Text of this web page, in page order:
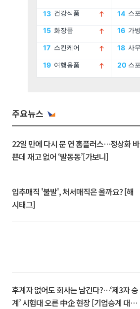
주요뉴스
22일 만에 다시 문 연 홈플러스…정상화 바
쁜데 재고 없어 ‘발동동’[가보니]
입추매직 '불발', 처서매직은 올까요? [해
시태그]
후계자 없어도 회사는 남긴다?…‘제3자 승
계’ 시험대 오른 中企 현장 [기업승계 대전